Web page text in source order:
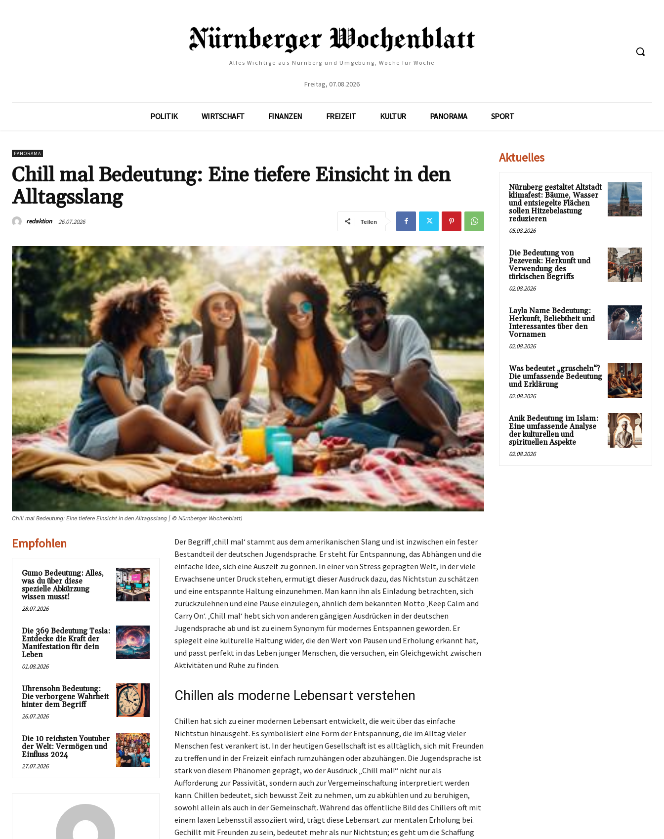
Alles Wichtige aus Nürnberg und Umgebung, Woche für Woche
Freitag, 07.08.2026
POLITIK WIRTSCHAFT FINANZEN FREIZEIT KULTUR PANORAMA SPORT
PANORAMA
Chill mal Bedeutung: Eine tiefere Einsicht in den
Alltagsslang
redaktion 26.07.2026 Teilen
Chill mal Bedeutung: Eine tiefere Einsicht in den Alltagsslang | © Nürnberger Wochenblatt)
Empfohlen
Gumo Bedeutung: Alles,
was du über diese
spezielle Abkürzung
wissen musst!
28.07.2026
Die 369 Bedeutung Tesla:
Entdecke die Kraft der
Manifestation für dein
Leben
01.08.2026
Uhrensohn Bedeutung:
Die verborgene Wahrheit
hinter dem Begriff
26.07.2026
Die 10 reichsten Youtuber
der Welt: Vermögen und
Einfluss 2024
27.07.2026
Der Begriff ‚chill mal‘ stammt aus dem amerikanischen Slang und ist inzwischen ein fester
Bestandteil der deutschen Jugendsprache. Er steht für Entspannung, das Abhängen und die
einfache Idee, sich eine Auszeit zu gönnen. In einer von Stress geprägten Welt, in der viele
Erwachsene unter Druck stehen, ermutigt dieser Ausdruck dazu, das Nichtstun zu schätzen
und eine entspannte Haltung einzunehmen. Man kann ihn als Einladung betrachten, sich
zurückzulehnen und eine Pause einzulegen, ähnlich dem bekannten Motto ‚Keep Calm and
Carry On‘. ‚Chill mal‘ hebt sich von anderen gängigen Ausdrücken in der deutschen
Jugendsprache ab und ist zu einem Synonym für modernes Entspannen geworden. Er
spiegelt eine kulturelle Haltung wider, die den Wert von Pausen und Erholung erkannt hat,
und passt perfekt in das Leben junger Menschen, die versuchen, ein Gleichgewicht zwischen
Aktivitäten und Ruhe zu finden.
Chillen als moderne Lebensart verstehen
Chillen hat sich zu einer modernen Lebensart entwickelt, die weit über das einfache
Nichtstun hinausgeht. Es symbolisiert eine Form der Entspannung, die im Alltag vieler
Menschen fest verankert ist. In der heutigen Gesellschaft ist es alltäglich, sich mit Freunden
zu treffen und in der Freizeit einfach rumzuhängen oder abzuhängen. Die Jugendsprache ist
stark von diesem Phänomen geprägt, wo der Ausdruck „Chill mal!“ nicht nur als
Aufforderung zur Passivität, sondern auch zur Vergemeinschaftung interpretiert werden
kann. Chillen bedeutet, sich bewusst Zeit zu nehmen, um zu abkühlen und zu beruhigen,
sowohl allein als auch in der Gemeinschaft. Während das öffentliche Bild des Chillers oft mit
einem laxen Lebensstil assoziiert wird, trägt diese Lebensart zur mentalen Erholung bei.
Gechillt mit Freunden zu sein, bedeutet mehr als nur Nichtstun; es geht um die Schaffung
Aktuelles
Nürnberg gestaltet Altstadt
klimafest: Bäume, Wasser
und entsiegelte Flächen
sollen Hitzebelastung
reduzieren
05.08.2026
Die Bedeutung von
Pezevenk: Herkunft und
Verwendung des
türkischen Begriffs
02.08.2026
Layla Name Bedeutung:
Herkunft, Beliebtheit und
Interessantes über den
Vornamen
02.08.2026
Was bedeutet „gruscheln“?
Die umfassende Bedeutung
und Erklärung
02.08.2026
Anik Bedeutung im Islam:
Eine umfassende Analyse
der kulturellen und
spirituellen Aspekte
02.08.2026